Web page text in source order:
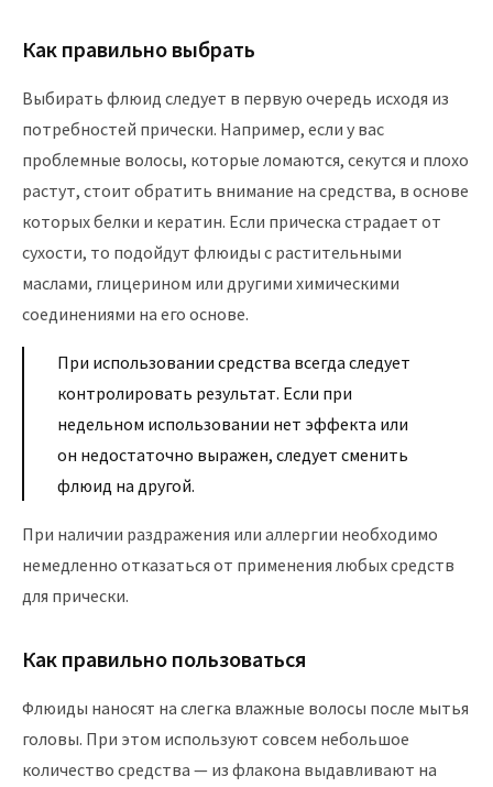
Как правильно выбрать
Выбирать флюид следует в первую очередь исходя из
потребностей прически. Например, если у вас
проблемные волосы, которые ломаются, секутся и плохо
растут, стоит обратить внимание на средства, в основе
которых белки и кератин. Если прическа страдает от
сухости, то подойдут флюиды с растительными
маслами, глицерином или другими химическими
соединениями на его основе.
При использовании средства всегда следует
контролировать результат. Если при
недельном использовании нет эффекта или
он недостаточно выражен, следует сменить
флюид на другой.
При наличии раздражения или аллергии необходимо
немедленно отказаться от применения любых средств
для прически.
Как правильно пользоваться
Флюиды наносят на слегка влажные волосы после мытья
головы. При этом используют совсем небольшое
количество средства — из флакона выдавливают на